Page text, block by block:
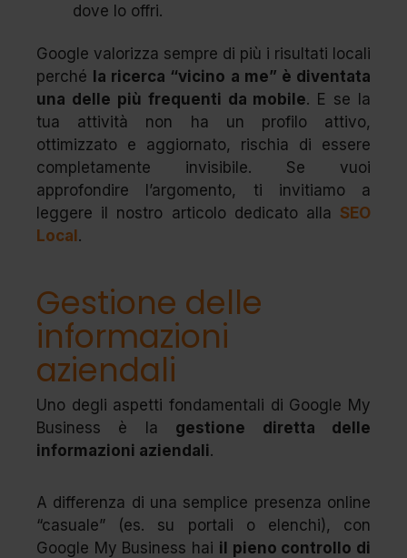
dove lo offri.
Google valorizza sempre di più i risultati locali
perché la ricerca “vicino a me” è diventata
una delle più frequenti da mobile. E se la
tua attività non ha un profilo attivo,
ottimizzato e aggiornato, rischia di essere
completamente invisibile. Se vuoi
approfondire l’argomento, ti invitiamo a
leggere il nostro articolo dedicato alla SEO
Local.
Gestione delle
informazioni
aziendali
Uno degli aspetti fondamentali di Google My
Business è la gestione diretta delle
informazioni aziendali.
A differenza di una semplice presenza online
“casuale” (es. su portali o elenchi), con
Google My Business hai il pieno controllo di